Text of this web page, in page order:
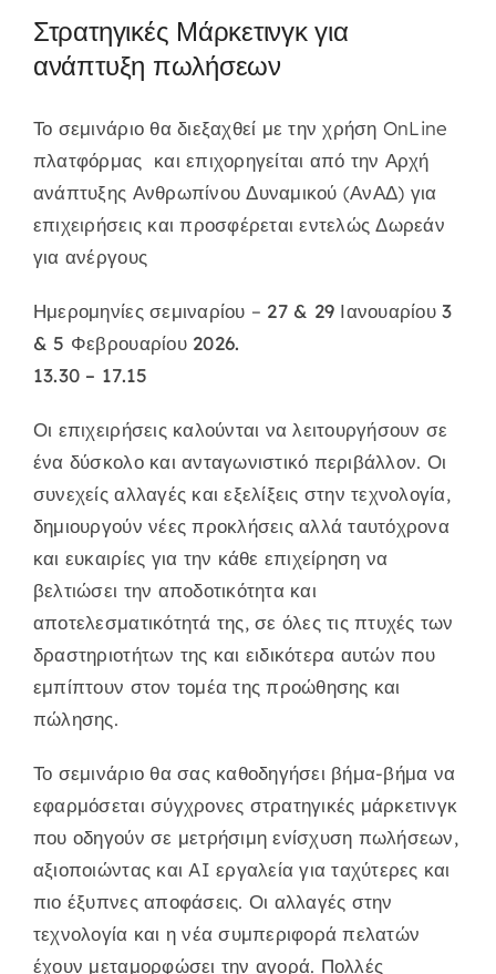
Στρατηγικές Μάρκετινγκ για
ανάπτυξη πωλήσεων
Το σεμινάριο θα διεξαχθεί με την χρήση OnLine
πλατφόρμας και επιχορηγείται από την Αρχή
ανάπτυξης Ανθρωπίνου Δυναμικού (ΑνΑΔ) για
επιχειρήσεις και προσφέρεται εντελώς Δωρεάν
για ανέργους
Ημερομηνίες σεμιναρίου – 27 & 29 Ιανουαρίου 3
& 5 Φεβρουαρίου 2026.
13.30 – 17.15
Οι επιχειρήσεις καλούνται να λειτουργήσουν σε
ένα δύσκολο και ανταγωνιστικό περιβάλλον. Οι
συνεχείς αλλαγές και εξελίξεις στην τεχνολογία,
δημιουργούν νέες προκλήσεις αλλά ταυτόχρονα
και ευκαιρίες για την κάθε επιχείρηση να
βελτιώσει την αποδοτικότητα και
αποτελεσματικότητά της, σε όλες τις πτυχές των
δραστηριοτήτων της και ειδικότερα αυτών που
εμπίπτουν στον τομέα της προώθησης και
πώλησης.
Το σεμινάριο θα σας καθοδηγήσει βήμα-βήμα να
εφαρμόσεται σύγχρονες στρατηγικές μάρκετινγκ
που οδηγούν σε μετρήσιμη ενίσχυση πωλήσεων,
αξιοποιώντας και AI εργαλεία για ταχύτερες και
πιο έξυπνες αποφάσεις. Οι αλλαγές στην
τεχνολογία και η νέα συμπεριφορά πελατών
έχουν μεταμορφώσει την αγορά. Πολλές